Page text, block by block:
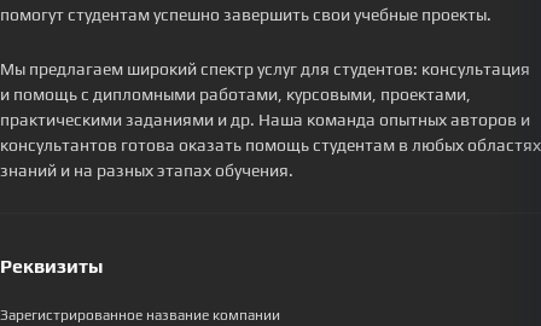
помогут студентам успешно завершить свои учебные проекты.
Мы предлагаем широкий спектр услуг для студентов: консультация
и помощь с дипломными работами, курсовыми, проектами,
практическими заданиями и др. Наша команда опытных авторов и
консультантов готова оказать помощь студентам в любых областях
знаний и на разных этапах обучения.
Реквизиты
Зарегистрированное название компании